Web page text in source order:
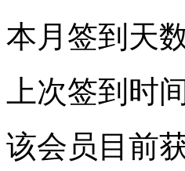
本月签到天
上次签到时
该会员目前